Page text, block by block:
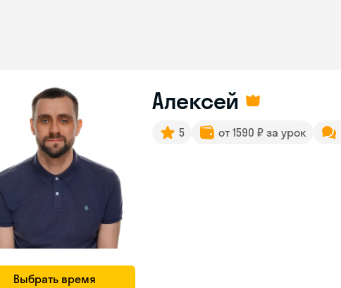
Выбрать время
Алексей
5 от 1590 ₽ за урок